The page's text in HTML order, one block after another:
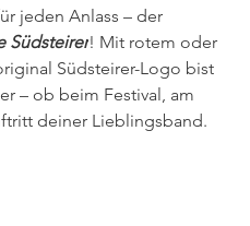
jeden Anlass – der
Südsteirer! Mit rotem oder
Südsteirer-Logo bist
– ob beim Festival, am
deiner Lieblingsband.